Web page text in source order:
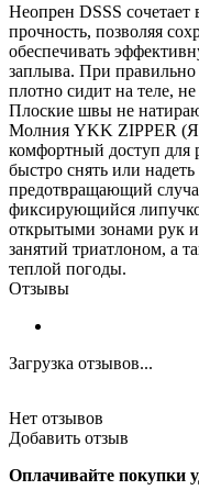
Неопрен DSSS сочетает
прочность, позволяя
обеспечивать
заплыва. При
плотно сидит на теле,
Плоские швы не
Молния YKK ZIPPER
комфортный доступ для
быстро снять или
предотвращающий
фиксирующийся
открытыми зонами рук
занятий триатлоном, а
теплой погоды.
Отзывы
Загрузка отзывов...
Нет отзывов
Добавить отзыв
Оплачивайте покупки